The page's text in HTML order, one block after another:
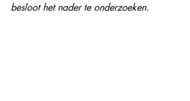
besloot het nader te onderzoeken.